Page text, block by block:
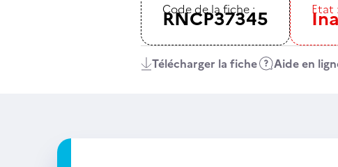
Code de la fiche :
RNCP37345 Etat :
Télécharger la fiche Aide en